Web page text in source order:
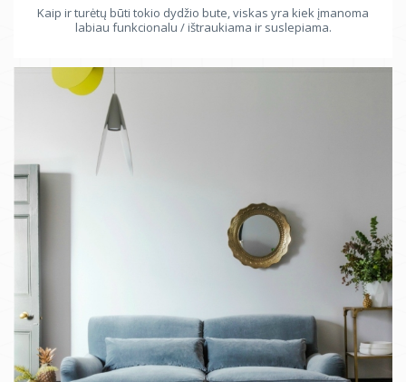
Kaip ir turėtų būti tokio dydžio bute, viskas yra kiek įmanoma
labiau funkcionalu / ištraukiama ir suslepiama.